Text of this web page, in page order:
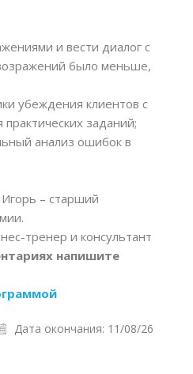
и вести диалог с
было меньше,
убеждения клиентов с
заданий;
анализ ошибок в
– старший
тренер и консультант
напишите
Дата окончания: 11/08/26